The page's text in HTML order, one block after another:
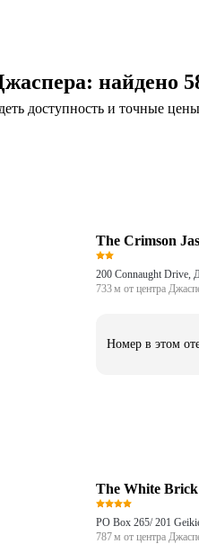
: найдено
доступность и точные
The Crimson
200 Connaught Drive,
733 м от центра
Номер в этом
The White
PO Box 265/ 201
787 м от центра